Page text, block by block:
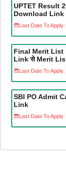
UPTET Result
Download Link
Last Date To Apply:
Final Merit List
Link से Merit List
Last Date To Apply:
SBI PO Admit
Link
Last Date To Apply: